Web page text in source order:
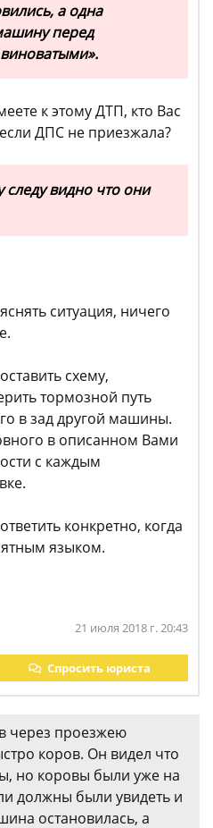
а одна
перед
к этому ДТП, кто Вас
ДПС не приезжала?
видно что они
ситуация, ничего
схему,
тормозной путь
в зад другой машины.
в описанном Вами
с каждым
конкретно, когда
языком.
21 июля 2018 г. 20:43
Спросить юриста
через проезжею
коров. Он видел что
но коровы были уже на
должны были увидеть и
остановилась, а